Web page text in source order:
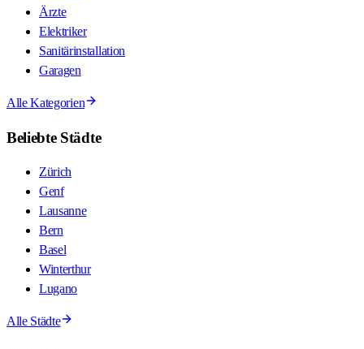
Ärzte
Elektriker
Sanitärinstallation
Garagen
Alle Kategorien
Beliebte Städte
Zürich
Genf
Lausanne
Bern
Basel
Winterthur
Lugano
Alle Städte